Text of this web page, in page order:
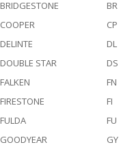
BRIDGESTONE
BR
COOPER
CP
DELINTE
DL
DOUBLE STAR
DS
FALKEN
FN
FIRESTONE
FI
FULDA
FU
GOODYEAR
GY